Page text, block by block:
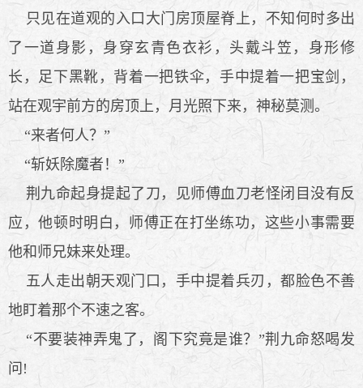
只见在道观的入口大门房顶屋脊上，不知何时多出
了一道身影，身穿玄青色衣衫，头戴斗笠，身形修
长，足下黑靴，背着一把铁伞，手中提着一把宝剑，
站在观宇前方的房顶上，月光照下来，神秘莫测。
“来者何人？”
“斩妖除魔者！”
荆九命起身提起了刀，见师傅血刀老怪闭目没有反
应，他顿时明白，师傅正在打坐练功，这些小事需要
他和师兄妹来处理。
五人走出朝天观门口，手中提着兵刃，都脸色不善
地盯着那个不速之客。
“不要装神弄鬼了，阁下究竟是谁？”荆九命怒喝发
问!